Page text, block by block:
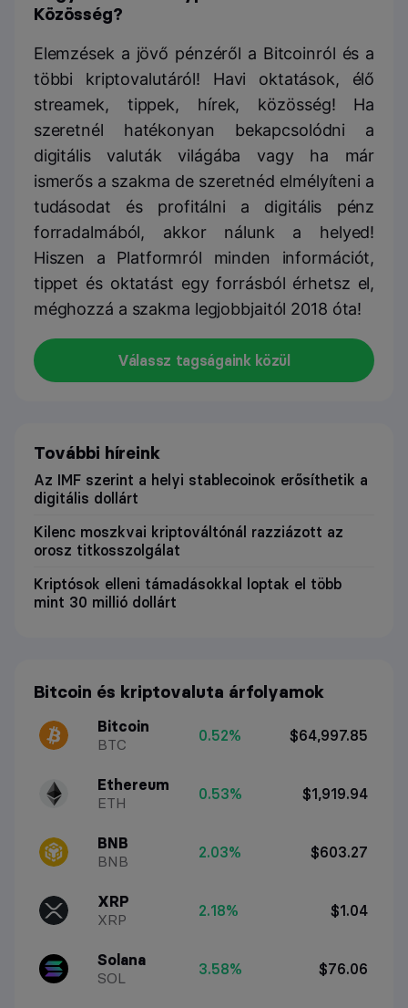
Közösség?
Elemzések a jövő pénzéről a Bitcoinról és a
többi kriptovalutáról! Havi oktatások, élő
streamek, tippek, hírek, közösség! Ha
szeretnél hatékonyan bekapcsolódni a
digitális valuták világába vagy ha már
ismerős a szakma de szeretnéd elmélyíteni a
tudásodat és profitálni a digitális pénz
forradalmából, akkor nálunk a helyed!
Hiszen a Platformról minden információt,
tippet és oktatást egy forrásból érhetsz el,
méghozzá a szakma legjobbjaitól 2018 óta!
Válassz tagságaink közül
További híreink
Az IMF szerint a helyi stablecoinok erősíthetik a
digitális dollárt
Kilenc moszkvai kriptováltónál razziázott az
orosz titkosszolgálat
Kriptósok elleni támadásokkal loptak el több
mint 30 millió dollárt
Bitcoin és kriptovaluta árfolyamok
Bitcoin
BTC
0.52% $64,997.85
Ethereum
ETH
0.53% $1,919.94
BNB
BNB
2.03% $603.27
XRP
XRP
2.18% $1.04
Solana
SOL
3.58% $76.06